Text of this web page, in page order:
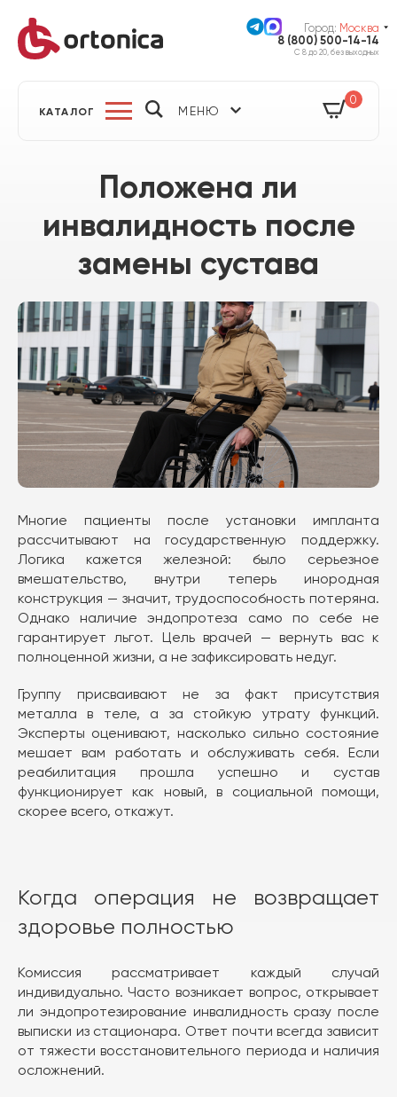
Город: Москва
8 (800) 500-14-14
С 8 до 20, без выходных
КАТАЛОГ МЕНЮ
0
Положена ли
инвалидность после
замены сустава
Многие пациенты после установки импланта
рассчитывают на государственную поддержку.
Логика кажется железной: было серьезное
вмешательство, внутри теперь инородная
конструкция — значит, трудоспособность потеряна.
Однако наличие эндопротеза само по себе не
гарантирует льгот. Цель врачей — вернуть вас к
полноценной жизни, а не зафиксировать недуг.
Группу присваивают не за факт присутствия
металла в теле, а за стойкую утрату функций.
Эксперты оценивают, насколько сильно состояние
мешает вам работать и обслуживать себя. Если
реабилитация прошла успешно и сустав
функционирует как новый, в социальной помощи,
скорее всего, откажут.
Когда операция не возвращает
здоровье полностью
Комиссия рассматривает каждый случай
индивидуально. Часто возникает вопрос, открывает
ли эндопротезирование инвалидность сразу после
выписки из стационара. Ответ почти всегда зависит
от тяжести восстановительного периода и наличия
осложнений.